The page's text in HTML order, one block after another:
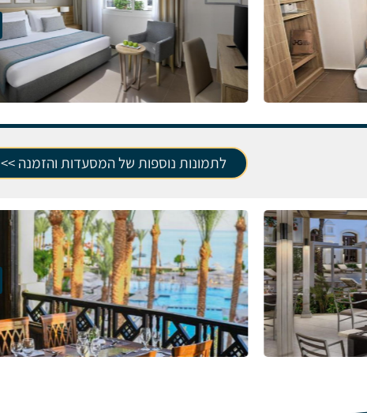
לתמונות נוספות של המסעדות והזמנה >>